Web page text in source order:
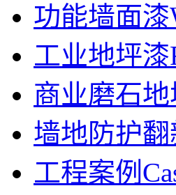
功能墙面漆
工业地坪漆
商业磨石地
墙地防护翻
工程案例